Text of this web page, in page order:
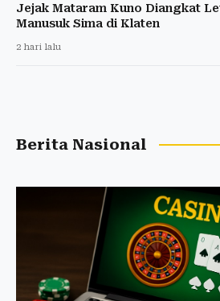
Jejak Mataram Kuno Diangkat
Manusuk Sima di Klaten
2 hari lalu
Berita Nasional